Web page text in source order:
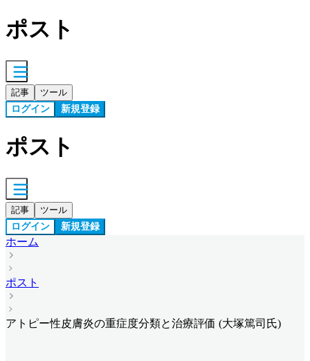
ポスト
記事 ツール
ログイン 新規登録
ポスト
記事 ツール
ログイン 新規登録
ホーム
ポスト
アトピー性皮膚炎の重症度分類と治療評価 (大塚篤司氏)